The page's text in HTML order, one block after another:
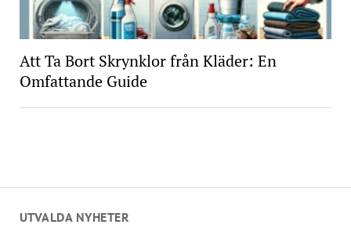
UTVALDA NYHETER
Att Ta Bort Skrynklor från Kläder: En
Omfattande Guide